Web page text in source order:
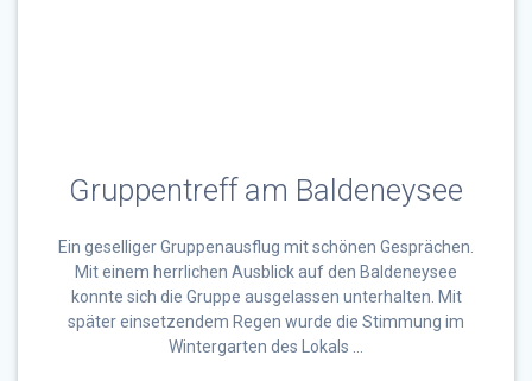
Gruppentreff am Baldeneysee
Ein geselliger Gruppenausflug mit schönen Gesprächen.
Mit einem herrlichen Ausblick auf den Baldeneysee
konnte sich die Gruppe ausgelassen unterhalten. Mit
später einsetzendem Regen wurde die Stimmung im
Wintergarten des Lokals …